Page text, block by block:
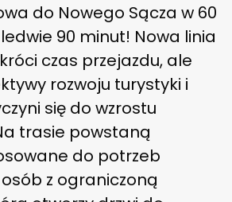
do Nowego Sącza w 60
90 minut! Nowa linia
czas przejazdu, ale
rozwoju turystyki i
się do wzrostu
trasie powstaną
do potrzeb
z ograniczoną